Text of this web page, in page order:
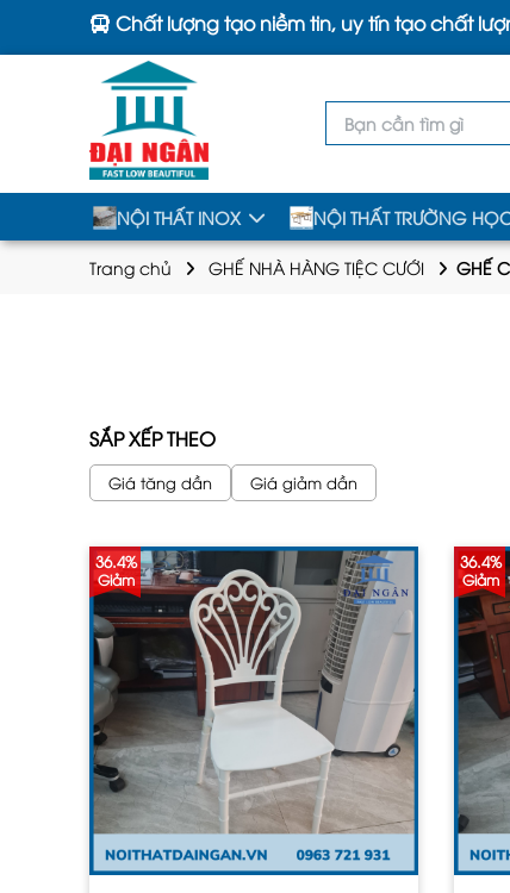
Chất lượng tạo niềm tin, uy tín tạo chất
NỘI THẤT INOX NỘI THẤT TRƯỜNG
Trang chủ GHẾ NHÀ HÀNG TIỆC CƯỚI GHẾ
SẮP XẾP THEO
Giá tăng dần Giá giảm dần
36.4%
Giảm
36.4%
Giảm